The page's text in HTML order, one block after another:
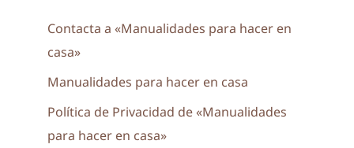
Contacta a «Manualidades para hacer en
casa»
Manualidades para hacer en casa
Política de Privacidad de «Manualidades
para hacer en casa»